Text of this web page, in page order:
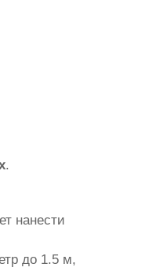
.
нанести
до 1.5 м,